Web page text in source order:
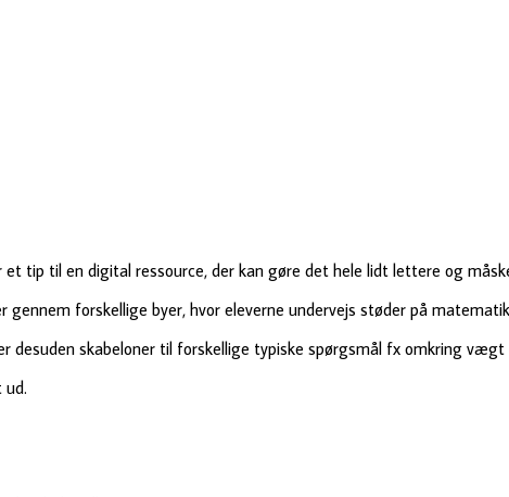
tip til en digital ressource, der kan gøre det hele lidt lettere og
forskellige byer, hvor eleverne undervejs støder på
desuden skabeloner til forskellige typiske spørgsmål fx omkring
ud.